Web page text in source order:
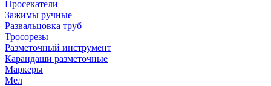
Просекатели
Зажимы ручные
Развальцовка труб
Тросорезы
Разметочный инструмент
Карандаши разметочные
Маркеры
Мел